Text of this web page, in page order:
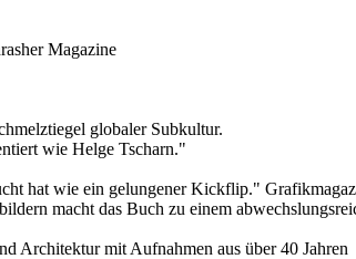
Magazine
globaler Subkultur.
wie Helge Tscharn."
hat wie ein gelungener Kickflip."
macht das Buch zu einem
Architektur mit Aufnahmen aus über 40 Jahren